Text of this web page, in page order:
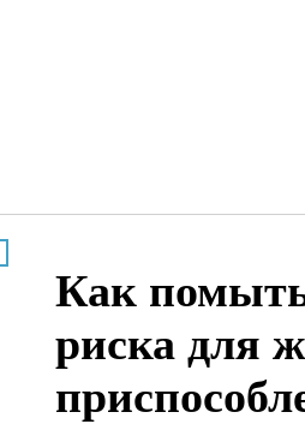
Как помыть
риска для